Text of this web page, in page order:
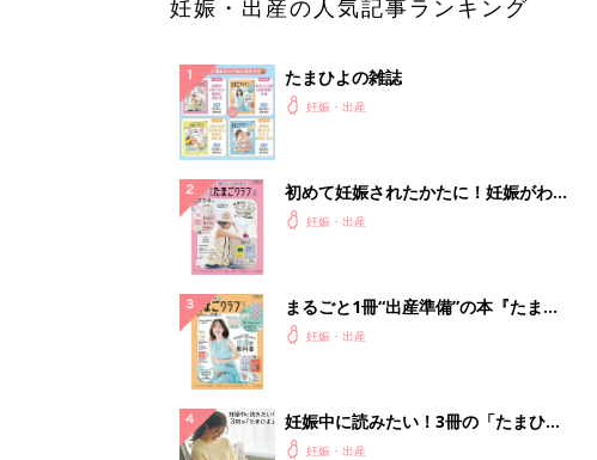
妊娠・出産の人気記事ランキング
たまひよの雑誌
妊娠・出産
初めて妊娠されたかたに！妊娠がわか
ったら最初に読む本『初めてのたまご
妊娠・出産
まるごと1冊“出産準備”の本『たまご
クラブ 夏号』〈スペシャル大特集〉
妊娠・出産
妊娠中に読みたい！3冊の「たまひ
よ」妊娠・出産